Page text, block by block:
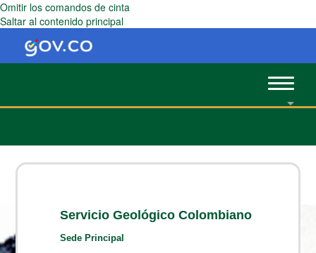
Omitir los comandos de cinta
Saltar al contenido principal
Toggle
Servicio Geológico Colombiano
Sede Principal